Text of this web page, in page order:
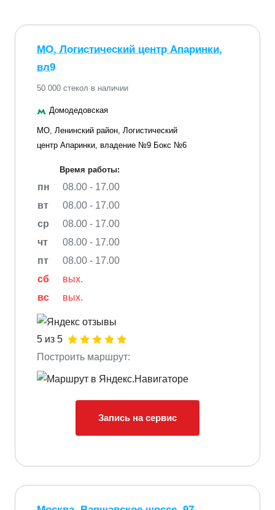
МО, Логистический центр Апаринки,
вл9
50 000 стекол в наличии
Домодедовская
МО, Ленинский район, Логистический
центр Апаринки, владение №9 Бокс №6
Время работы:
пн
08.00 - 17.00
вт
08.00 - 17.00
ср
08.00 - 17.00
чт
08.00 - 17.00
пт
08.00 - 17.00
сб
вых.
вс
вых.
5 из 5
Построить маршрут:
Запись на сервис